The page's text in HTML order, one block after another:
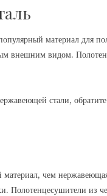
материал для
внешним видом.
стали,
чем
Полотенцесушители из